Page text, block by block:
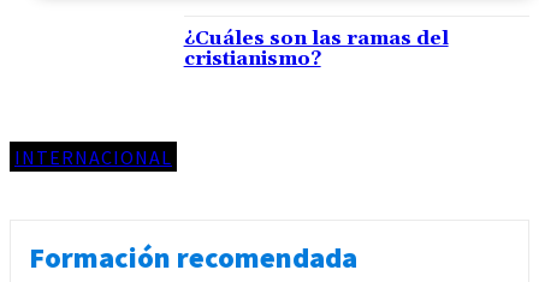
INTERNACIONAL
¿Cuáles son las ramas del
cristianismo?
Formación recomendada